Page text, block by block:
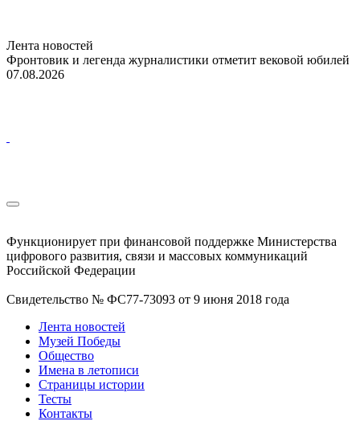
Лента новостей
Фронтовик и легенда журналистики отметит вековой юбилей
07.08.2026
Функционирует при финансовой поддержке Министерства
цифрового развития, связи и массовых коммуникаций
Российской Федерации
Свидетельство № ФС77-73093 от 9 июня 2018 года
Лента новостей
Музей Победы
Общество
Имена в летописи
Страницы истории
Тесты
Контакты